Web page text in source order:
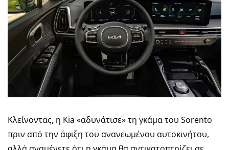
Κλείνοντας, η Kia «αδυνάτισε» τη γκάμα του Sorento
πριν από την άφιξη του ανανεωμένου αυτοκινήτου,